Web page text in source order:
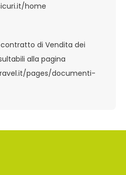
home
di Vendita dei
alla pagina
pages/documenti-